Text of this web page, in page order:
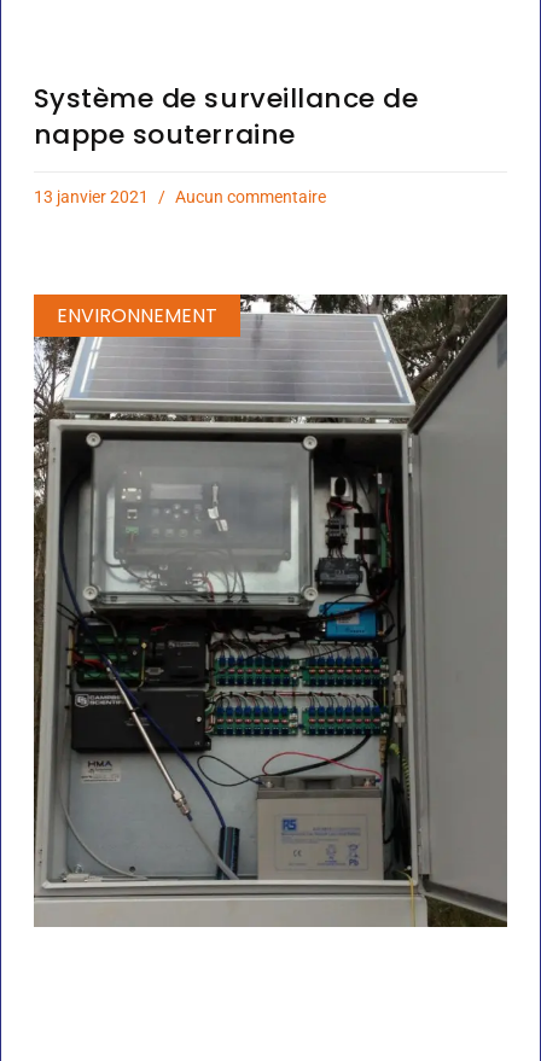
Système de surveillance de
nappe souterraine
13 janvier 2021 Aucun commentaire
ENVIRONNEMENT